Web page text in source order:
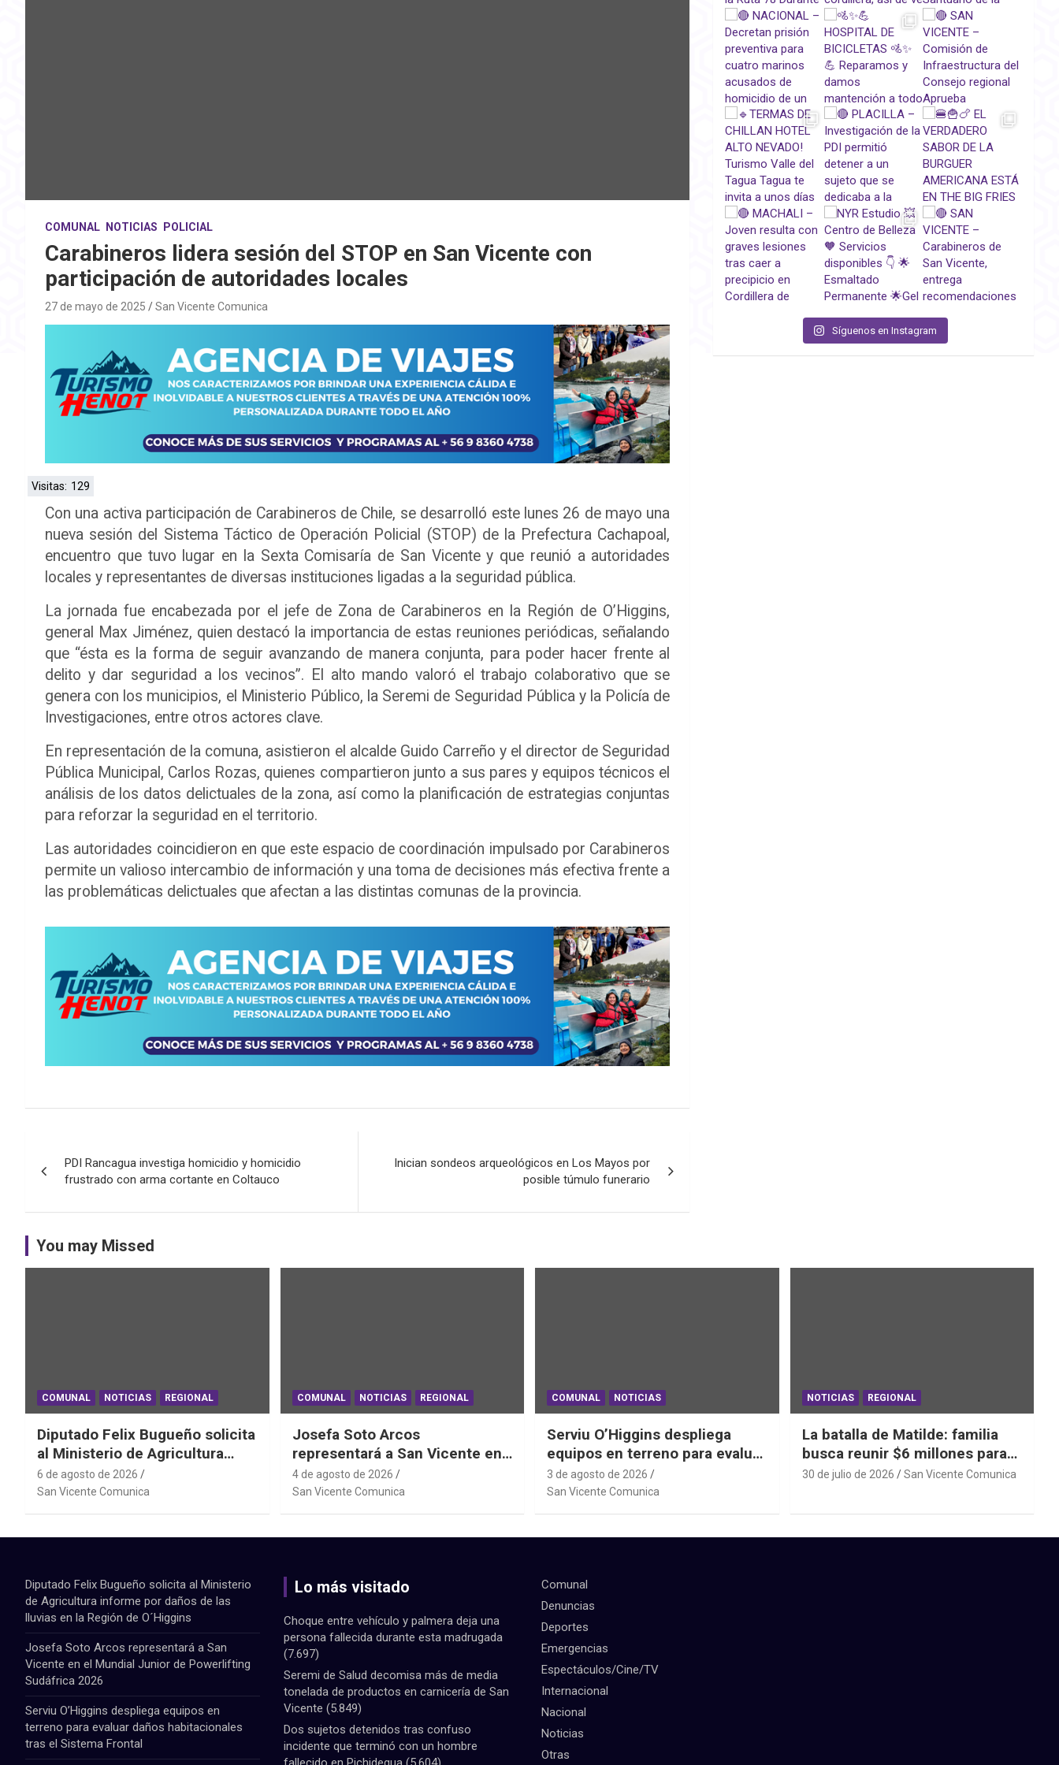
COMUNAL NOTICIAS POLICIAL
Carabineros lidera sesión del STOP en San Vicente con
participación de autoridades locales
27 de mayo de 2025 San Vicente Comunica
Visitas: 129
Con una activa participación de Carabineros de Chile, se desarrolló este lunes 26 de mayo una
nueva sesión del Sistema Táctico de Operación Policial (STOP) de la Prefectura Cachapoal,
encuentro que tuvo lugar en la Sexta Comisaría de San Vicente y que reunió a autoridades
locales y representantes de diversas instituciones ligadas a la seguridad pública.
La jornada fue encabezada por el jefe de Zona de Carabineros en la Región de O’Higgins,
general Max Jiménez, quien destacó la importancia de estas reuniones periódicas, señalando
que “ésta es la forma de seguir avanzando de manera conjunta, para poder hacer frente al
delito y dar seguridad a los vecinos”. El alto mando valoró el trabajo colaborativo que se
genera con los municipios, el Ministerio Público, la Seremi de Seguridad Pública y la Policía de
Investigaciones, entre otros actores clave.
En representación de la comuna, asistieron el alcalde Guido Carreño y el director de Seguridad
Pública Municipal, Carlos Rozas, quienes compartieron junto a sus pares y equipos técnicos el
análisis de los datos delictuales de la zona, así como la planificación de estrategias conjuntas
para reforzar la seguridad en el territorio.
Las autoridades coincidieron en que este espacio de coordinación impulsado por Carabineros
permite un valioso intercambio de información y una toma de decisiones más efectiva frente a
las problemáticas delictuales que afectan a las distintas comunas de la provincia.
de
entradas
PDI Rancagua investiga homicidio y homicidio
frustrado con arma cortante en Coltauco
Inician sondeos arqueológicos en Los Mayos por
posible túmulo funerario
Síguenos en Instagram
You may Missed
COMUNAL NOTICIAS REGIONAL
Diputado Felix Bugueño solicita
al Ministerio de Agricultura
informe por daños de las lluvias
en la Región de O´Higgins
6 de agosto de 2026
San Vicente Comunica
COMUNAL NOTICIAS REGIONAL
Josefa Soto Arcos
representará a San Vicente en
el Mundial Junior de
Powerlifting Sudáfrica 2026
4 de agosto de 2026
San Vicente Comunica
COMUNAL NOTICIAS
Serviu O’Higgins despliega
equipos en terreno para evaluar
daños habitacionales tras el
Sistema Frontal
3 de agosto de 2026
San Vicente Comunica
NOTICIAS REGIONAL
La batalla de Matilde: familia
busca reunir $6 millones para
una cirugía que no puede
30 de julio de 2026 San Vicente Comunica
Diputado Felix Bugueño solicita al Ministerio
de Agricultura informe por daños de las
lluvias en la Región de O´Higgins
Josefa Soto Arcos representará a San
Vicente en el Mundial Junior de Powerlifting
Sudáfrica 2026
Serviu O’Higgins despliega equipos en
terreno para evaluar daños habitacionales
tras el Sistema Frontal
Lo más visitado
Choque entre vehículo y palmera deja una
persona fallecida durante esta madrugada
(7.697)
Seremi de Salud decomisa más de media
tonelada de productos en carnicería de San
Vicente (5.849)
Dos sujetos detenidos tras confuso
incidente que terminó con un hombre
Comunal
Denuncias
Deportes
Emergencias
Espectáculos/Cine/TV
Internacional
Nacional
Noticias
Otras